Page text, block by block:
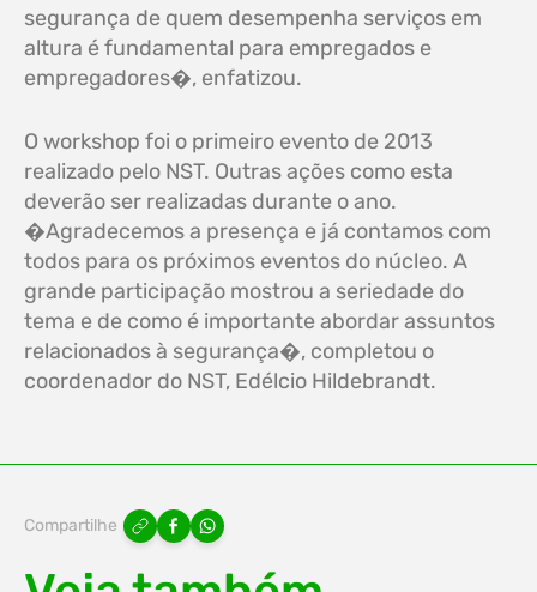
segurança de quem desempenha serviços em
altura é fundamental para empregados e
empregadores�, enfatizou.
O workshop foi o primeiro evento de 2013
realizado pelo NST. Outras ações como esta
deverão ser realizadas durante o ano.
�Agradecemos a presença e já contamos com
todos para os próximos eventos do núcleo. A
grande participação mostrou a seriedade do
tema e de como é importante abordar assuntos
relacionados à segurança�, completou o
coordenador do NST, Edélcio Hildebrandt.
Compartilhe